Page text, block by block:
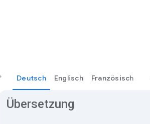
Deutsch Englisch Französisch
Übersetzung